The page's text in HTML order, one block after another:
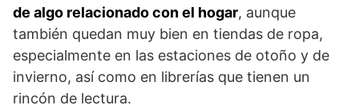
de algo relacionado con el hogar, aunque
también quedan muy bien en tiendas de ropa,
especialmente en las estaciones de otoño y de
invierno, así como en librerías que tienen un
rincón de lectura.